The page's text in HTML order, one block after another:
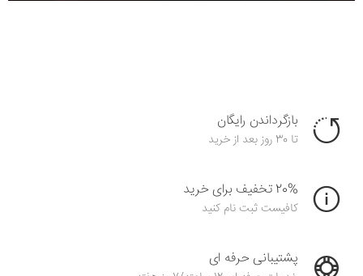
بازگرداندن رایگان
تا 30 روز بعد از خرید
20% تخفیف برای خرید
کافیست ثبت نام کنید
پشتیبانی حرفه ای